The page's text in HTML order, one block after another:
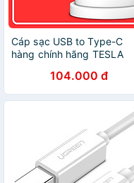
Cáp sạc USB to Type-C
hàng chính hãng TESLA
12 tháng 1 đổi 1 | Made in
Việt Nam
104.000 đ